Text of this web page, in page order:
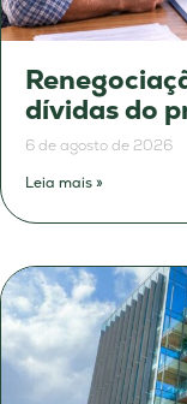
dívidas do
6 de agosto de 2026
Leia mais »